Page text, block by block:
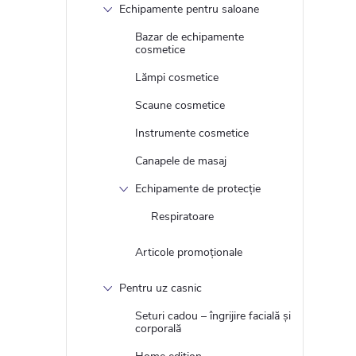
Echipamente pentru saloane
Bazar de echipamente
cosmetice
Lămpi cosmetice
Scaune cosmetice
Instrumente cosmetice
Canapele de masaj
Echipamente de protecție
Respiratoare
Articole promoționale
Pentru uz casnic
Seturi cadou – îngrijire facială și
corporală